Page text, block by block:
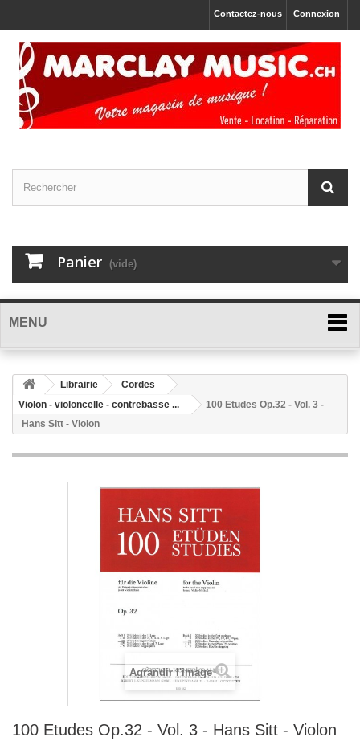
Connexion
Contactez-nous
Panier (vide)
MENU
Librairie
Cordes
Violon - violoncelle - contrebasse ...
100 Etudes Op.32 - Vol. 3 -
Hans Sitt - Violon
Agrandir l'image
100 Etudes Op.32 - Vol. 3 - Hans Sitt - Violon